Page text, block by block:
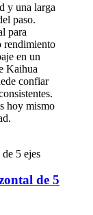
y una larga
paso.
para
rendimiento
en un
Kaihua
confiar
hoy mismo
de 5